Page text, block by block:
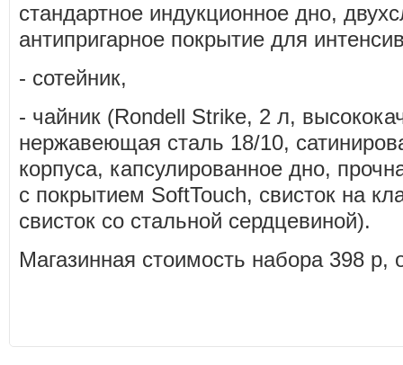
стандартное индукционное дно,
антипригарное покрытие для
- сотейник,
- чайник (Rondell Strike, 2 л,
нержавеющая сталь 18/10,
корпуса, капсулированное дно,
с покрытием SoftTouch, свисток на
свисток со стальной сердцевиной).
Магазинная стоимость набора 398 р,